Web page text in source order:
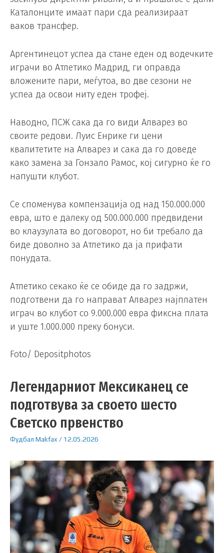
Каталонците имаат пари сда реализираат
ваков трансфер.
Аргентинецот успеа да стане еден од водечките
играчи во Атлетико Мадрид, ги оправда
вложените пари, меѓутоа, во две сезони не
успеа да освои ниту еден трофеј.
Наводно, ПСЖ сака да го види Алварез во
своите редови. Луис Енрике ги цени
квалитетите на Алварез и сака да го доведе
како замена за Гонзало Рамос, кој сигурно ќе го
напушти клубот.
Се споменува компензација од над 150.000.000
евра, што е далеку од 500.000.000 предвидени
во клаузулата во договорот, но би требало да
биде доволно за Атлетико да ја прифати
понудата.
Атлетико секако ќе се обиде да го задржи,
подготвени да го направат Алварез најплатен
играч во клубот со 9.000.000 евра фиксна плата
и уште 1.000.000 преку бонуси.
Foto/ Depositphotos
Легендарниот Мексиканец се
подготвува за своето шесто
Светско првенство
Фудбал Makfax / 12.05.2026